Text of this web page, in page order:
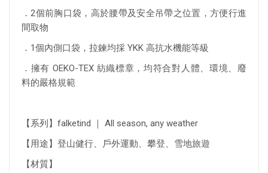
．2個前胸口袋，高於腰帶及安全吊帶之位置，方便行進
間取物
．1個內側口袋，拉鍊均採 YKK 高抗水機能等級
．擁有 OEKO-TEX 紡織標章，均符合對人體、環境、廢
料的嚴格規範
【系列】falketind ｜ All season, any weather
【用途】登山健行、戶外運動、攀登、雪地旅遊
【材質】